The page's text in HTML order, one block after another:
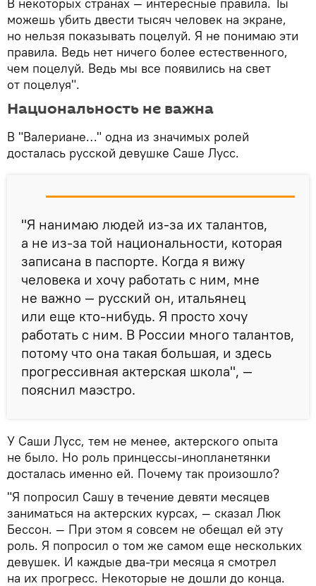
можешь убить двести тысяч человек на экране,
но нельзя показывать поцелуй. Я не понимаю эти
правила. Ведь нет ничего более естественного,
чем поцелуй. Ведь мы все появились на свет
от поцелуя".
Национальность не важна
В "Валериане…" одна из значимых ролей
досталась русской девушке Саше Лусс.
"Я нанимаю людей из-за их талантов,
а не из-за той национальности, которая
записана в паспорте. Когда я вижу
человека и хочу работать с ним, мне
не важно — русский он, итальянец
или еще кто-нибудь. Я просто хочу
работать с ним. В России много талантов,
потому что она такая большая, и здесь
прогрессивная актерская школа", —
пояснил маэстро.
У Саши Лусс, тем не менее, актерского опыта
не было. Но роль принцессы-инопланетянки
досталась именно ей. Почему так произошло?
"Я попросил Сашу в течение девяти месяцев
заниматься на актерских курсах, — сказал Люк
Бессон. — При этом я совсем не обещал ей эту
роль. Я попросил о том же самом еще нескольких
девушек. И каждые два-три месяца я смотрел
на их прогресс. Некоторые не дошли до конца.